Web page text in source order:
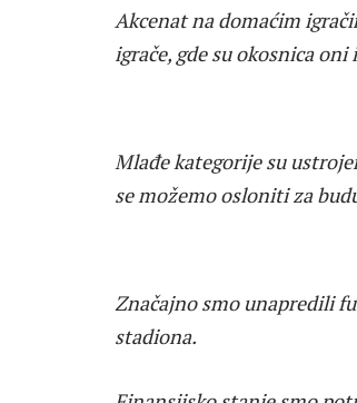
Akcenat na domaćim
igrače, gde su okosnica
Mlađe kategorije su
se možemo osloniti za
Značajno smo unapredili
stadiona.